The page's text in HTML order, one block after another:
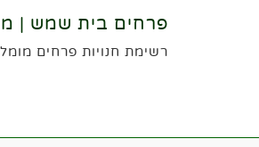
פרחים בית שמש |
רשימת חנויות פרחים